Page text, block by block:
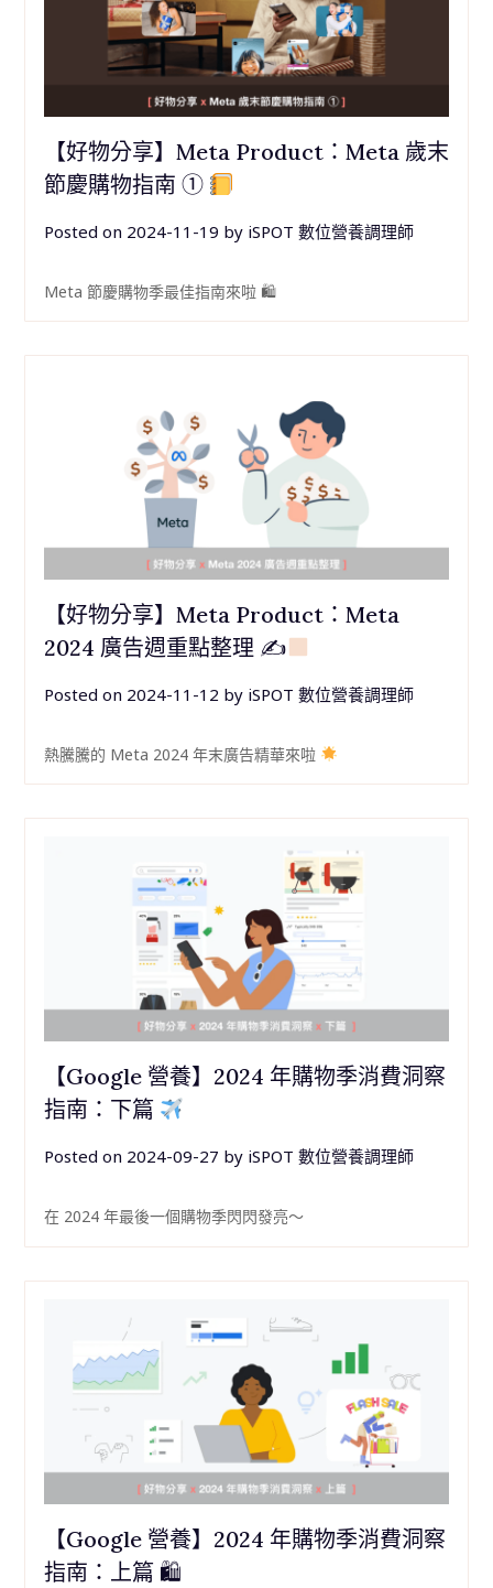
【好物分享】Meta Product：Meta 歲末
節慶購物指南 ①
Posted on 2024-11-19 by iSPOT 數位營養調理師
Meta 節慶購物季最佳指南來啦 🛍
【好物分享】Meta Product：Meta
2024 廣告週重點整理 ✍
Posted on 2024-11-12 by iSPOT 數位營養調理師
熱騰騰的 Meta 2024 年末廣告精華來啦
【Google 營養】2024 年購物季消費洞察
指南：下篇
Posted on 2024-09-27 by iSPOT 數位營養調理師
在 2024 年最後一個購物季閃閃發亮～
【Google 營養】2024 年購物季消費洞察
指南：上篇 🛍